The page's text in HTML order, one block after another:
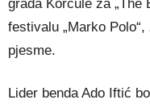
grada Korčule za „The
festivalu „Marko
pjesme.
Lider benda Ado Iftić